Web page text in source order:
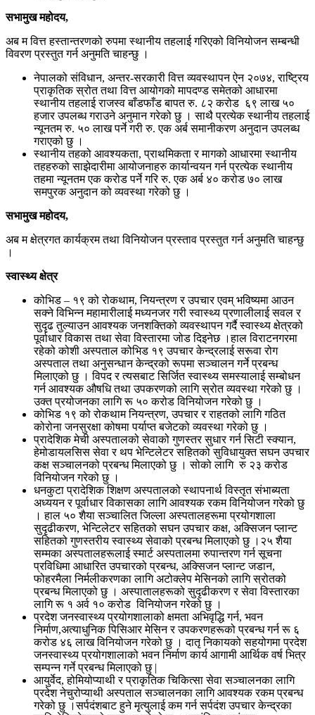
सभामुख महोदय,
अब म वित्त हस्तान्तरणको रुपमा स्थानीय तहलाई गरिएको विनियोजन सम्बन्धी
विवरण प्रस्तुत गर्न अनुमति चाहन्छु ।
नेपालको संविधान, अन्तर-सरकारी वित्त व्यवस्थापन ऐन २०७४, राष्ट्रिय
प्राकृतिक स्रोत तथा वित्त आयोगको मापदण्ड समेतको आधारमा
स्थानीय तहलाई राजस्व बाँडफाँड बापत रु. ८२ करोड ६९ लाख ५०
हजार उपलब्ध गराउने अनुमान गरेको छु । साथै प्रत्येक स्थानीय तहलाई
न्यूनतम रु. ५० लाख पर्ने गरी रु. एक अर्ब समानीकरण अनुदान उपलब्ध
गराएको छु ।
स्थानीय तहको आवश्यकता, प्राथमिकता र मागको आधारमा स्थानीय
तहहरुको साझेदारीमा आयोजनाहरु कार्यान्वयन गर्न प्रत्येक स्थानीय
तहमा न्यूनतम एक करोड पर्ने गरि रु. एक अर्ब ४० करोड ७० लाख
समपुरक अनुदान को व्यवस्था गरेको छु ।
सभामुख महोदय,
अब म क्षेत्रगत कार्यक्रम तथा विनियोजन प्रस्ताव प्रस्तुत गर्न अनुमति चाहन्छु
।
स्वास्थ्य क्षेत्र
कोभिड – १९ को रोकथाम, नियन्त्रण र उपचार एवम् भविष्यमा आउन
सक्ने विभिन्न महामारीलाई मध्यनजर गरी स्वास्थ्य प्रणालीलाई सवल र
सुदृढ तुल्याउन आवश्यक जनशक्तिको व्यवस्थापन गर्दै स्वास्थ्य क्षेत्रको
पूर्वाधार विकास तथा सेवा विस्तारमा जोड दिइनेछ ।हाल विराटनगरमा
रहेको कोशी अस्पताल कोभिड १९ उपचार केन्द्रलाई सरूवा रोग
अस्पताल तथा अनुसन्धान केन्द्रको रूपमा सञ्चालन गर्ने प्रबन्ध
मिलाएको छु । विपद र त्यसबाट सिर्जित स्वास्थ्य समस्यालाई सम्बोधन
गर्न आवश्यक औषधि तथा उपकरणको लागि स्रोत व्यवस्था गरेको छु ।
उक्त प्रयोजनका लागि रू ५० करोड विनियोजन गरेको छु ।
कोभिड १९ को रोकथाम नियन्त्रण, उपचार र राहतको लागि गठित
कोरोना जनसुरक्षा कोषमा पर्याप्त बजेटको व्यवस्था गरेको छु ।
प्रादेशिक मेची अस्पतालको सेवाको गुणस्तर सुधार गर्न सिटी स्क्यान,
हेमोडायलसिस सेवा र थप भेन्टिलेटर सहितको सुविधायुक्त सघन उपचार
कक्ष सञ्चालनको प्रबन्ध मिलाएको छु । सोको लागि रु २३ करोड
विनियोजन गरेको छु ।
धनकुटा प्रादेशिक शिक्षण अस्पतालको स्थापनार्थ विस्तृत संभाब्यता
अध्ययन र पूर्वाधार विकासका लागि आवश्यक रकम विनियोजन गरेको छु
। हाल ५० शैया सञ्चालित जिल्ला अस्पतालहरूमा प्रयोगशाला
सुदृढीकरण, भेन्टिलेटर सहितको सघन उपचार कक्ष, अक्सिजन प्लान्ट
सहितको गुणस्तरीय स्वास्थ्य सेवाको प्रबन्ध मिलाएको छु ।२५ शैया
सम्मका अस्पतालहरूलाई स्मार्ट अस्पतालमा रुपान्तरण गर्न सूचना
प्रविधिमा आधारित उपचारको प्रबन्ध, अक्सिजन प्लान्ट जडान,
फोहरमैला निर्मलीकरणका लागि अटोक्लेप मेसिनको लागि स्रोतको
प्रबन्ध मिलाएको छु । अस्पातालहरूको सुदृढीकरण र सेवा विस्तारका
लागि रू १ अर्व १० करोड विनियोजन गरेको छु ।
प्रदेश जनस्वास्थ्य प्रयोगशालाको क्षमता अभिवृद्धि गर्न, भवन
निर्माण,अत्याधुनिक पिसिआर मेसिन र उपकरणहरूको प्रबन्ध गर्न रू ६
करोड ४६ लाख विनियोजन गरेको छु । दातृ निकायको सहयोगमा प्रदेश
जनस्वास्थ्य प्रयोगशालाको भवन निर्माण कार्य आगामी आर्थिक वर्ष भित्र
सम्पन्न गर्ने प्रबन्ध मिलाएको छु |
आयुर्वेद, होमियोप्याथी र प्राकृतिक चिकित्सा सेवा सञ्चालनका लागि
प्रदेश नेचुरोप्याथी अस्पताल सञ्चालनका लागि आवश्यक रकम प्रबन्ध
गरेको छु ।सर्पदंशबाट हुने मृत्युलाई कम गर्न सर्पदंश उपचार केन्द्रका